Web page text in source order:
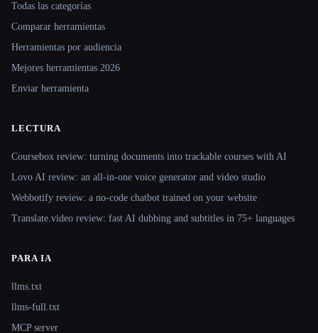
Todas las categorías
Comparar herramientas
Herramientas por audiencia
Mejores herramientas 2026
Enviar herramienta
LECTURA
Coursebox review: turning documents into trackable courses with AI
Lovo AI review: an all-in-one voice generator and video studio
Webbotify review: a no-code chatbot trained on your website
Translate.video review: fast AI dubbing and subtitles in 75+ languages
PARA IA
llms.txt
llms-full.txt
MCP server